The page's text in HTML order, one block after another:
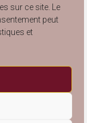
sur ce site. Le
peut
et